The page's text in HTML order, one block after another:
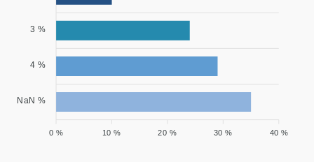
3 %
4 %
NaN %
40 %
30 %
20 %
10 %
0 %